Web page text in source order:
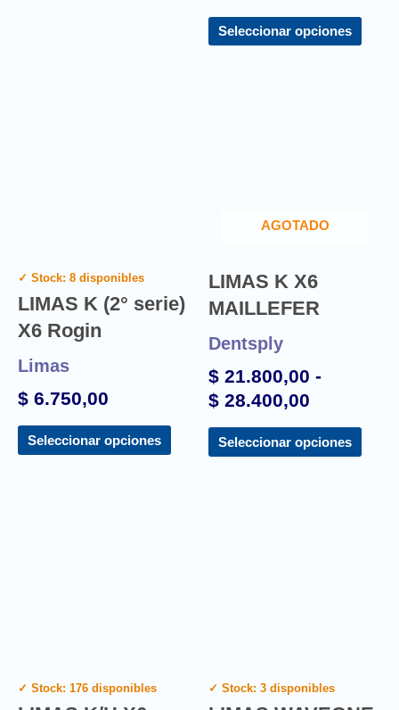
Seleccionar opciones
✓ Stock: 8 disponibles
LIMAS K (2° serie)
X6 Rogin
Limas
$ 6.750,00
Seleccionar opciones
AGOTADO
LIMAS K X6
MAILLEFER
Dentsply
$ 21.800,00 -
$ 28.400,00
Seleccionar opciones
✓ Stock: 176 disponibles ✓ Stock: 3 disponibles